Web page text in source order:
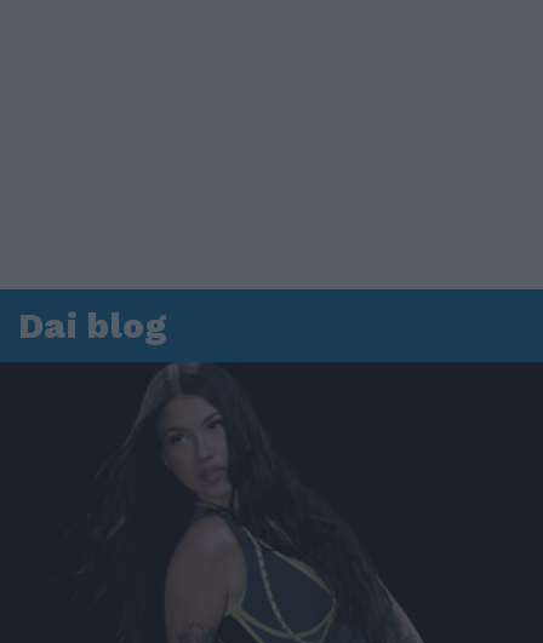
Dai blog